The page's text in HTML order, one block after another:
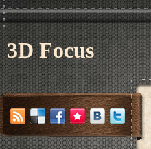
3D Focus